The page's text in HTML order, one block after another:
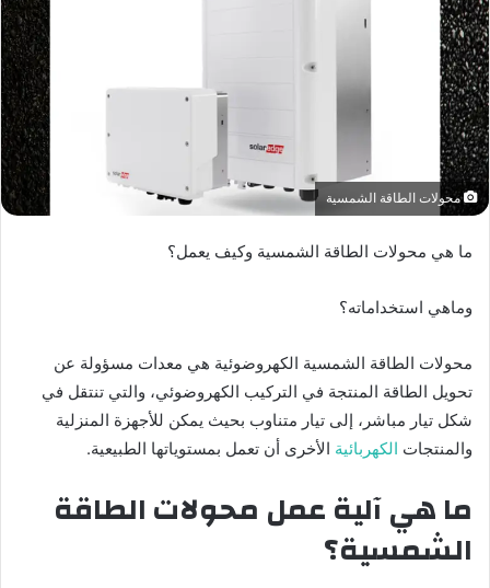
محولات الطاقة الشمسية
ما هي محولات الطاقة الشمسية وكيف يعمل؟
وماهي استخداماته؟
محولات الطاقة الشمسية الكهروضوئية هي معدات مسؤولة عن
تحويل الطاقة المنتجة في التركيب الكهروضوئي، والتي تنتقل في
شكل تيار مباشر، إلى تيار متناوب بحيث يمكن للأجهزة المنزلية
والمنتجات الكهربائية الأخرى أن تعمل بمستوياتها الطبيعية.
ما هي آلية عمل محولات الطاقة
الشمسية؟